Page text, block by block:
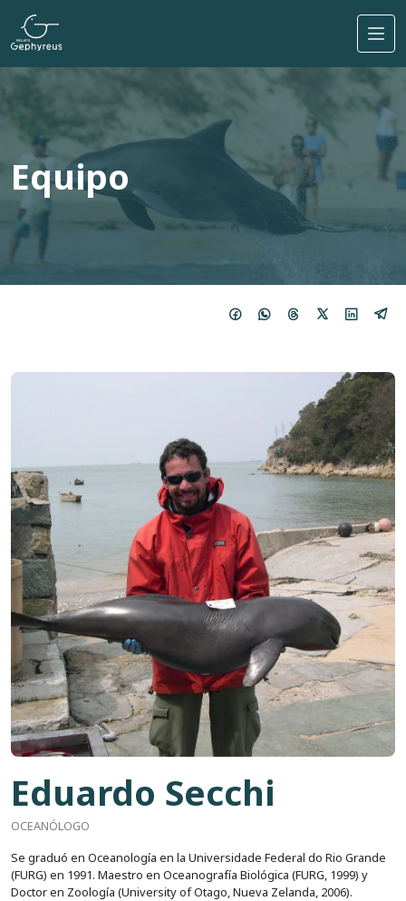
Pasar al contenido principal
Equipo
Imagem
Eduardo Secchi
OCEANÓLOGO
Se graduó en Oceanología en la Universidade Federal do Rio Grande
(FURG) en 1991. Maestro en Oceanografía Biológica (FURG, 1999) y
Doctor en Zoología (University of Otago, Nueva Zelanda, 2006).